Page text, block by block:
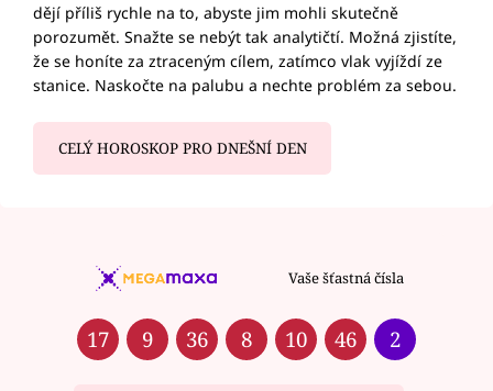
dějí příliš rychle na to, abyste jim mohli skutečně
porozumět. Snažte se nebýt tak analytičtí. Možná zjistíte,
že se honíte za ztraceným cílem, zatímco vlak vyjíždí ze
stanice. Naskočte na palubu a nechte problém za sebou.
CELÝ HOROSKOP PRO DNEŠNÍ DEN
Vaše šťastná čísla
17 9 36 8 10 46 2